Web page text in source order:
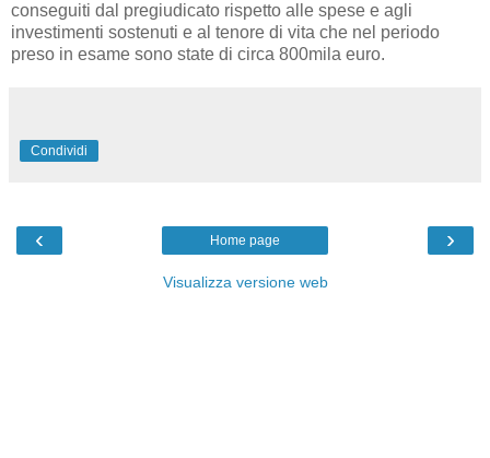
conseguiti dal pregiudicato rispetto alle spese e agli
investimenti sostenuti e al tenore di vita che nel periodo
preso in esame sono state di circa 800mila euro.
Condividi
‹ ›
Home page
Visualizza versione web